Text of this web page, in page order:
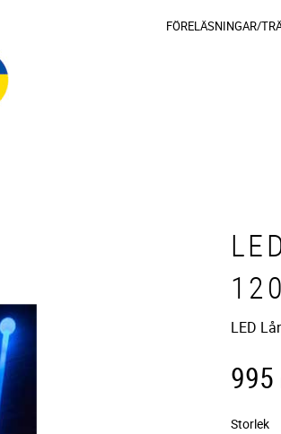
FÖRELÄSNINGAR/
LED
995
Storlek